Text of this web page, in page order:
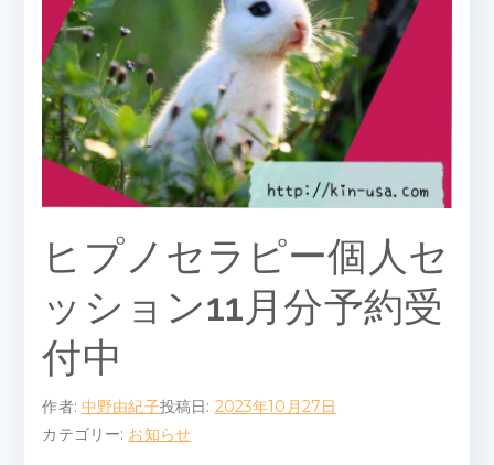
ピ
ー
ム
ヒプノセラピー個人セ
ッション11月分予約受
付中
作者:中野由紀子投稿日: 2023年10月27日
カテゴリー: お知らせ